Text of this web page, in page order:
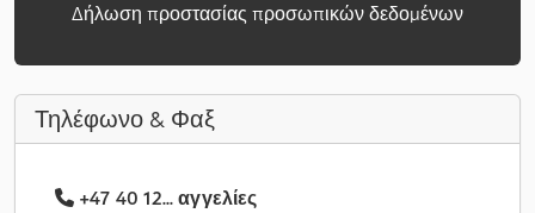
Δήλωση προστασίας προσωπικών δεδομένων
Τηλέφωνο & Φαξ
+47 40 12... αγγελίες